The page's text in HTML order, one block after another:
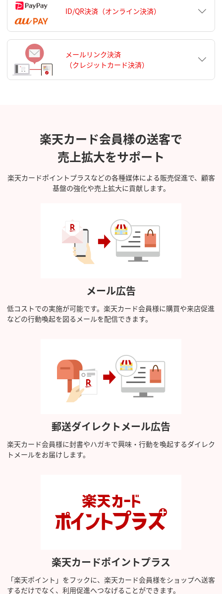
ID/QR決済（オンライン決済）
メールリンク決済
（クレジットカード決済）
楽天カード会員様の送客で
売上拡大をサポート
楽天カードポイントプラスなどの各種媒体による販売促進で、顧客
基盤の強化や売上拡大に貢献します。
メール広告
低コストでの実施が可能です。楽天カード会員様に購買や来店促進
などの行動喚起を図るメールを配信できます。
郵送ダイレクトメール広告
楽天カード会員様に封書やハガキで興味・行動を喚起するダイレク
トメールをお届けします。
楽天カードポイントプラス
「楽天ポイント」をフックに、楽天カード会員様をショップへ送客
するだけでなく、利用促進へつなげることができます。